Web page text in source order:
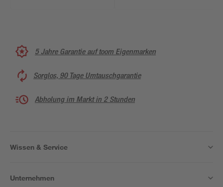
5 Jahre Garantie auf toom Eigenmarken
Sorglos, 90 Tage Umtauschgarantie
Abholung im Markt in 2 Stunden
Wissen & Service
Unternehmen